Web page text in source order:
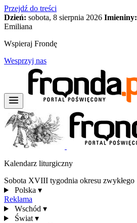
Przejdź do treści
Dzień: sobota, 8 sierpnia 2026 Imieniny:
Emiliana
Wspieraj Frondę
Wesprzyj nas
Kalendarz liturgiczny
Sobota XVIII tygodnia okresu zwykłego
Polska ▾
Reklama
Wschód ▾
Świat ▾